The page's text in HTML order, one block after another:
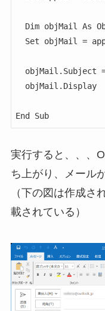
End Sub
実行すると、、、
ち上がり、メール
（下の図は作成
載されている）